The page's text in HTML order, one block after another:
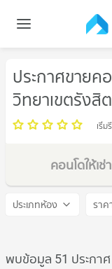
ประกาศขายค
วิทยาเขตรังสิต
เริ่ม
คอนโดให้เช่า
ม.นอร์ทกรุงเทพ วิท
ประเภทห้อง ราค
พบข้อมูล 51 ประกาศ